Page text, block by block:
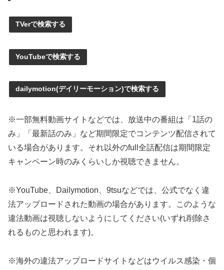
TVerで検索する
YouTubeで検索する
dailymotion(デイリーモーション)で検索する
※一部無料動画サイトなどでは、放送中の番組は「1話の
み」「最新話のみ」など期間限定でコンテンツ配信されて
いる場合があります。それ以外のfull全話配信は期間限定
キャンペーン時のみくらいしか視聴できません。
※YouTube、Dailymotion、9tsuなどでは、公式でなく違
法アップロードされた動画の場合があります。このような
違法動画は視聴しないようにしてください(いずれ削除さ
れるものと思われます)。
※海外の違法アップロードサイトなどはウイルス感染・個